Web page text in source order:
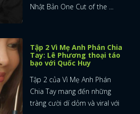
Nhật Bản One Cut of the ...
Tập 2 Vì Mẹ Anh Phán Chia
Tay: Lê Phương thoại táo
bạo với Quốc Huy
Tập 2 của Vì Mẹ Anh Phán
Chia Tay mang đến những
tràng cười dí dỏm và viral với